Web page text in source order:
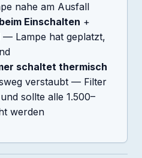
nahe am Ausfall
Einschalten +
— Lampe hat geplatzt,
schaltet thermisch
verstaubt — Filter
sollte alle 1.500–
werden